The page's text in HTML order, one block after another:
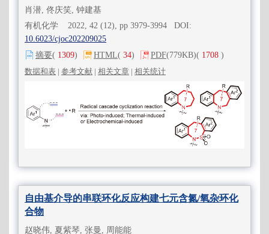
肖潜, 佟庆笑, 钟建基
有机化学 2022, 42 (12), pp 3979-3994 DOI:
10.6023/cjoc202209025
摘要( 1309) HTML( 34) PDF(779KB)( 1708 )
数据和表 | 参考文献 | 相关文章 | 相关统计
自由基介导的串联环化反应构建七元含氮/氧杂环化
合物
赵晓伟, 夏紫琴, 张曼, 周能能